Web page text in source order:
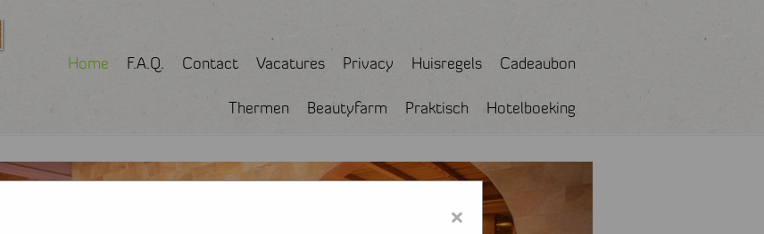
Home F.A.Q. Contact Vacatures Privacy Huisregels Cadeaubon
Thermen Beautyfarm Praktisch Hotelboeking
×